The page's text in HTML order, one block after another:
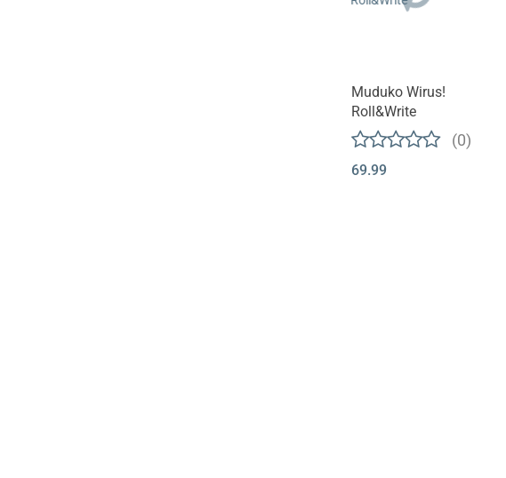
Muduko Wirus!
Roll&Write
(0)
69.99